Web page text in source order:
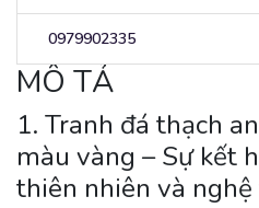
0979902335
MÔ TẢ
1. Tranh đá thạch
màu vàng – Sự kết
thiên nhiên và